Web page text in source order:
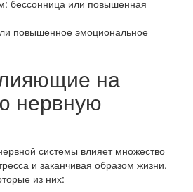
бессонница или повышенная
повышенное эмоциональное
на
нервную
системы влияет множество
и заканчивая образом жизни.
из них: